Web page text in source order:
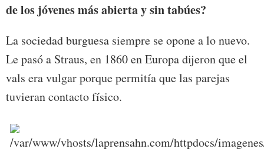
de los jóvenes más abierta y sin tabúes?
La sociedad burguesa siempre se opone a lo nuevo.
Le pasó a Straus, en 1860 en Europa dijeron que el
vals era vulgar porque permitía que las parejas
tuvieran contacto físico.